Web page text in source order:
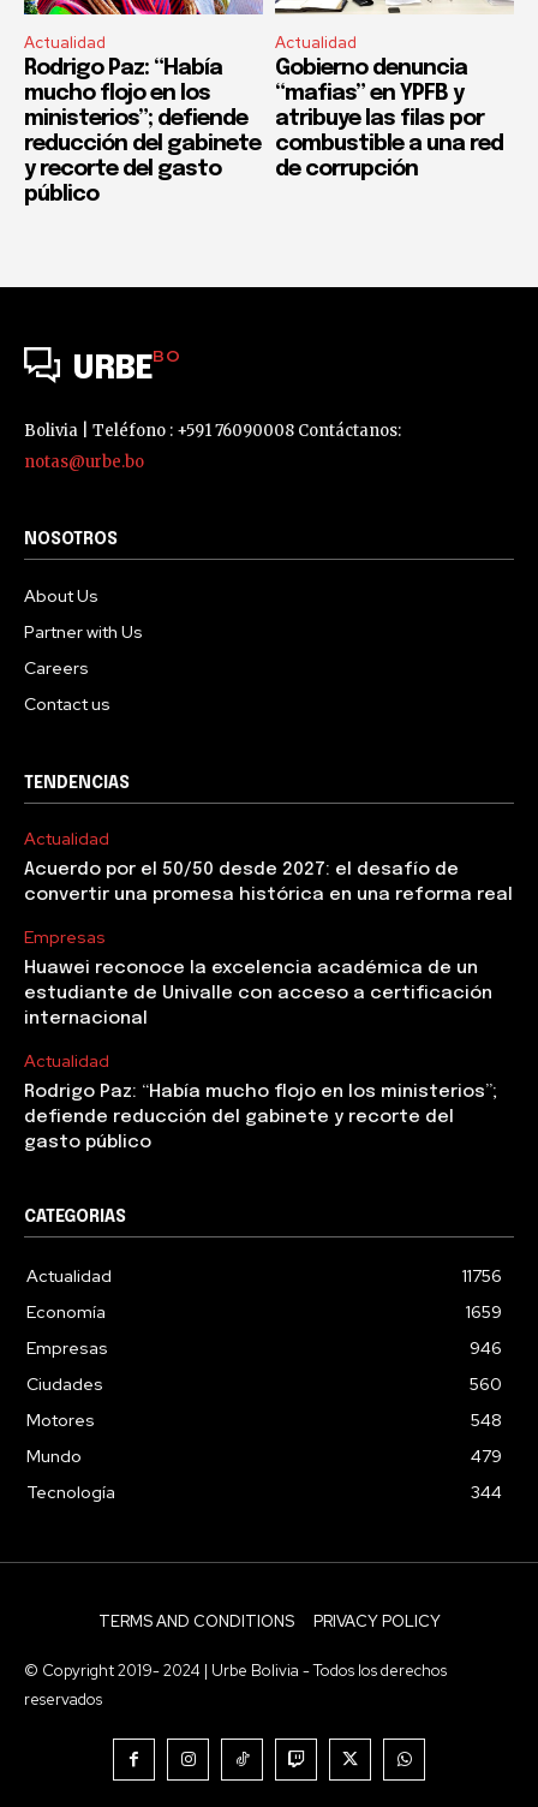
Actualidad
Rodrigo Paz: “Había
mucho flojo en los
ministerios”; defiende
reducción del gabinete
y recorte del gasto
público
Actualidad
Gobierno denuncia
“mafias” en YPFB y
atribuye las filas por
combustible a una red
de corrupción
URBEBO
Bolivia | Teléfono : +591 76090008 Contáctanos:
notas@urbe.bo
NOSOTROS
About Us
Partner with Us
Careers
Contact us
TENDENCIAS
Actualidad
Acuerdo por el 50/50 desde 2027: el desafío de
convertir una promesa histórica en una reforma real
Empresas
Huawei reconoce la excelencia académica de un
estudiante de Univalle con acceso a certificación
internacional
Actualidad
Rodrigo Paz: “Había mucho flojo en los ministerios”;
defiende reducción del gabinete y recorte del
gasto público
CATEGORIAS
Actualidad
11756
Economía
1659
Empresas
946
Ciudades
560
Motores
548
Mundo
479
Tecnología
344
TERMS AND CONDITIONS PRIVACY POLICY
© Copyright 2019- 2024 | Urbe Bolivia - Todos los derechos
reservados